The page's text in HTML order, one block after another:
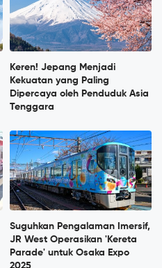
Keren! Jepang Menjadi
Kekuatan yang Paling
Dipercaya oleh Penduduk Asia
Tenggara
Suguhkan Pengalaman Imersif,
JR West Operasikan 'Kereta
Parade' untuk Osaka Expo
2025